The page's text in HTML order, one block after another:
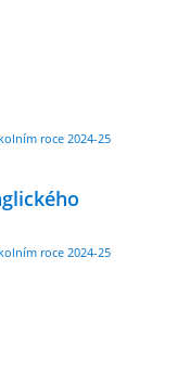
roce 2024-25
roce 2024-25